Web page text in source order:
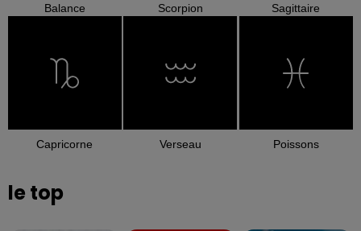
Balance Scorpion Sagittaire
Capricorne Verseau Poissons
le top